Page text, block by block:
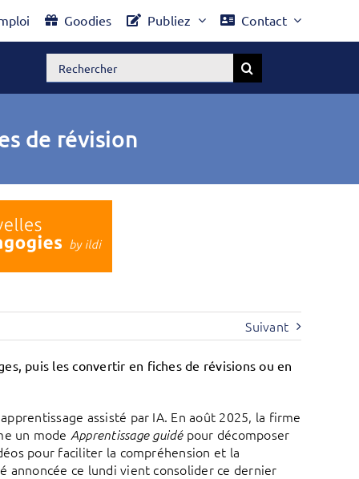
Goodies Publiez Contact
Rechercher:
de révision
Suivant
puis les convertir en fiches de révisions ou en
assisté par IA. En août 2025, la firme
un mode Apprentissage guidépour décomposer
pour faciliter la compréhension et la
annoncée ce lundi vient consolider ce dernier